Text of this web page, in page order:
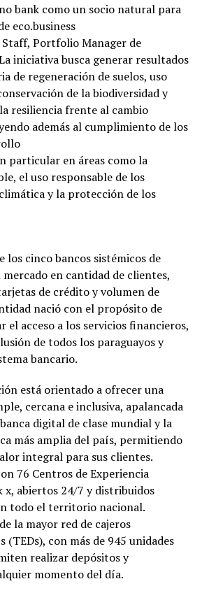
bank como un socio natural para
eco.business
Staff, Portfolio Manager de
iniciativa busca generar resultados
de regeneración de suelos, uso
de la biodiversidad y
resiliencia frente al cambio
además al cumplimiento de los
particular en áreas como la
el uso responsable de los
y la protección de los
los cinco bancos sistémicos de
en cantidad de clientes,
de crédito y volumen de
nació con el propósito de
el acceso a los servicios financieros,
de todos los paraguayos y
bancario.
está orientado a ofrecer una
cercana e inclusiva, apalancada
digital de clase mundial y la
más amplia del país, permitiendo
integral para sus clientes.
76 Centros de Experiencia
x, abiertos 24/7 y distribuidos
todo el territorio nacional.
la mayor red de cajeros
con más de 945 unidades
realizar depósitos y
momento del día.